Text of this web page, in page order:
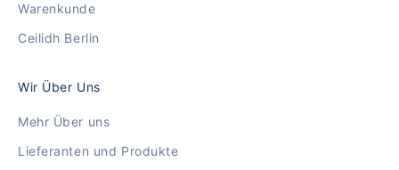
Warenkunde
Ceilidh Berlin
Wir Über Uns
Mehr Über uns
Lieferanten und Produkte